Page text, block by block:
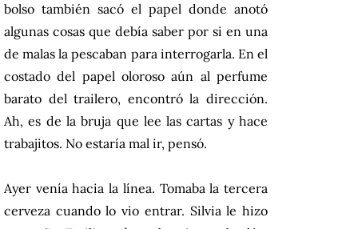
bolso también sacó el papel donde anotó
algunas cosas que debía saber por si en una
de malas la pescaban para interrogarla. En el
costado del papel oloroso aún al perfume
barato del trailero, encontró la dirección.
Ah, es de la bruja que lee las cartas y hace
trabajitos. No estaría mal ir, pensó.
Ayer venía hacia la línea. Tomaba la tercera
cerveza cuando lo vio entrar. Silvia le hizo